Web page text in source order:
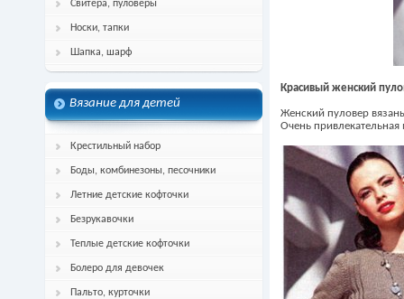
Свитера, пуловеры
Носки, тапки
Шапка, шарф
Вязание для детей
Крестильный набор
Боды, комбинезоны, песочники
Летние детские кофточки
Безрукавочки
Теплые детские кофточки
Болеро для девочек
Пальто, курточки
Красивый женский
Женский пуловер
Очень